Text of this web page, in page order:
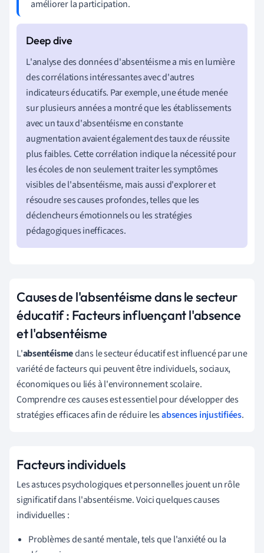
améliorer la participation.
L'analyse des données d'absentéisme a mis en lumière
des corrélations intéressantes avec d'autres
indicateurs éducatifs. Par exemple, une étude menée
sur plusieurs années a montré que les établissements
avec un taux d'absentéisme en constante
augmentation avaient également des taux de réussite
plus faibles. Cette corrélation indique la nécessité pour
les écoles de non seulement traiter les symptômes
visibles de l'absentéisme, mais aussi d'explorer et
résoudre ses causes profondes, telles que les
déclencheurs émotionnels ou les stratégies
pédagogiques inefficaces.
Causes de l'absentéisme dans le secteur
éducatif : Facteurs influençant l'absence
et l'absentéisme
L'absentéismedans le secteur éducatif est influencé par une
variété de facteurs qui peuvent être individuels, sociaux,
économiques ou liés à l'environnement scolaire.
Comprendre ces causes est essentiel pour développer des
stratégies efficaces afin de réduire lesabsences injustifiées.
Facteurs individuels
Les astuces psychologiques et personnelles jouent un rôle
significatif dans l'absentéisme. Voici quelques causes
individuelles :
Problèmes de santé mentale, tels que l'anxiété ou la